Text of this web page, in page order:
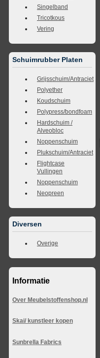
Singelband
Tricotkous
Vering
Schuimrubber Platen
Grijsschuim/Antraciet
Polyether
Koudschuim
Polypress/bondfoam
Hardschuim /
Alveobloc
Noppenschuim
Plukschuim/Antraciet
Flightcase
Vullingen
Noppenschuim
Neopreen
Diversen
Overige
Informatie
Over Meubelstoffenshop.nl
Skai/ kunstleer kopen
Sunbrella Fabrics